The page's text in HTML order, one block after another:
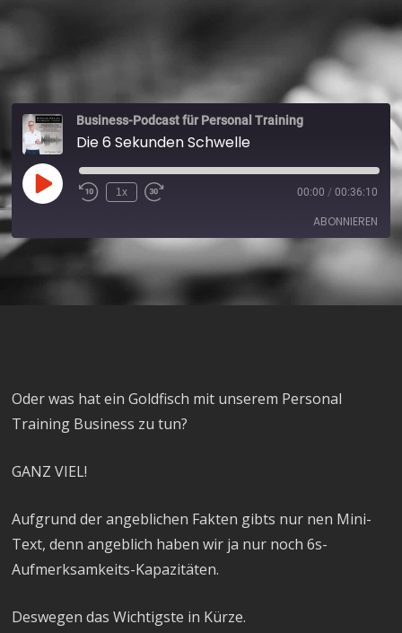
Business-Podcast für Personal Training
Die 6 Sekunden Schwelle
1x 00:00 / 00:36:10
ABONNIEREN
Apple Podcasts Spotify
RSS FEED
Oder was hat ein Goldfisch mit unserem Personal
Training Business zu tun?
GANZ VIEL!
Aufgrund der angeblichen Fakten gibts nur nen Mini-
Text, denn angeblich haben wir ja nur noch 6s-
Aufmerksamkeits-Kapazitäten.
Deswegen das Wichtigste in Kürze.